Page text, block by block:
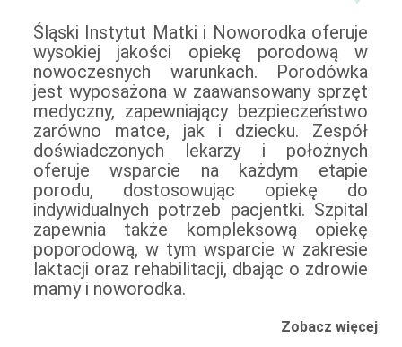
Śląski Instytut Matki i Noworodka oferuje
wysokiej jakości opiekę porodową w
nowoczesnych warunkach. Porodówka
jest wyposażona w zaawansowany sprzęt
medyczny, zapewniający bezpieczeństwo
zarówno matce, jak i dziecku. Zespół
doświadczonych lekarzy i położnych
oferuje wsparcie na każdym etapie
porodu, dostosowując opiekę do
indywidualnych potrzeb pacjentki. Szpital
zapewnia także kompleksową opiekę
poporodową, w tym wsparcie w zakresie
laktacji oraz rehabilitacji, dbając o zdrowie
mamy i noworodka.
Zobacz więcej